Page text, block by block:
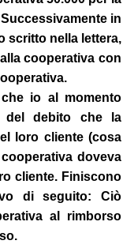
in
scritto nella lettera,
cooperativa con
io al momento
del debito che la
loro cliente (cosa
doveva
cliente. Finiscono
di seguito: Ciò
al rimborso